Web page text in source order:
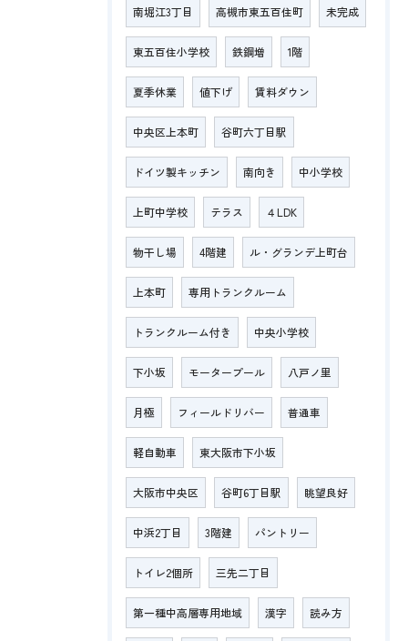
南堀江3丁目 高槻市東五百住町 未完成
東五百住小学校 鉄鋼増 1階
夏季休業 値下げ 賃料ダウン
中央区上本町 谷町六丁目駅
ドイツ製キッチン 南向き 中小学校
上町中学校 テラス ４LDK
物干し場 4階建 ル・グランデ上町台
上本町 専用トランクルーム
トランクルーム付き 中央小学校
下小坂 モータープール 八戸ノ里
月極 フィールドリバー 普通車
軽自動車 東大阪市下小坂
大阪市中央区 谷町6丁目駅 眺望良好
中浜2丁目 3階建 パントリー
トイレ2個所 三先二丁目
第一種中高層専用地域 漢字 読み方